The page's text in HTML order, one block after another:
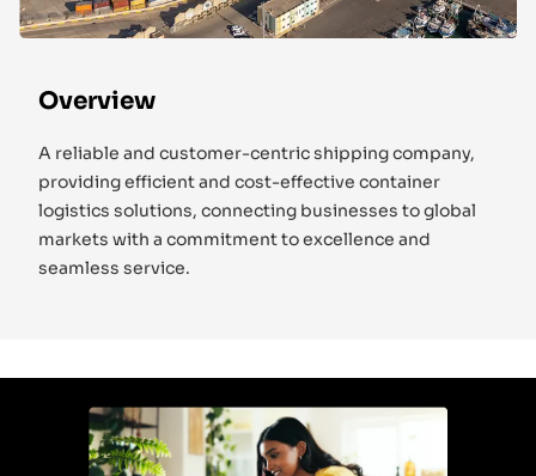
Overview
A reliable and customer-centric shipping company,
providing efficient and cost-effective container
logistics solutions, connecting businesses to global
markets with a commitment to excellence and
seamless service.